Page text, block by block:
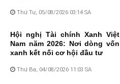
Thứ Tư, 05/08/2026 03:14 SA
Hội nghị Tài chính Xanh Việt
Nam năm 2026: Nơi dòng vốn
xanh kết nối cơ hội đầu tư
Thứ Ba, 04/08/2026 11:03 SA